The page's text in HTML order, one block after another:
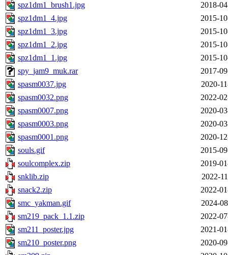
spz1dm1_brush1.jpg
2018-
spz1dm1_4.jpg
2015-
spz1dm1_3.jpg
2015-
spz1dm1_2.jpg
2015-
spz1dm1_1.jpg
2015-
spy_jam9_muk.rar
2017-
spasm0037.jpg
2020-
spasm0032.png
2022-
spasm0007.png
2020-
spasm0003.png
2020-
spasm0001.png
2020-
souls.gif
2015-
soulcomplex.zip
2019-
snklib.zip
2022-
snack2.zip
2022-
smc_yakman.gif
2024-
sm219_pack_1.1.zip
2022-
sm211_poster.jpg
2021-
sm210_poster.png
2020-